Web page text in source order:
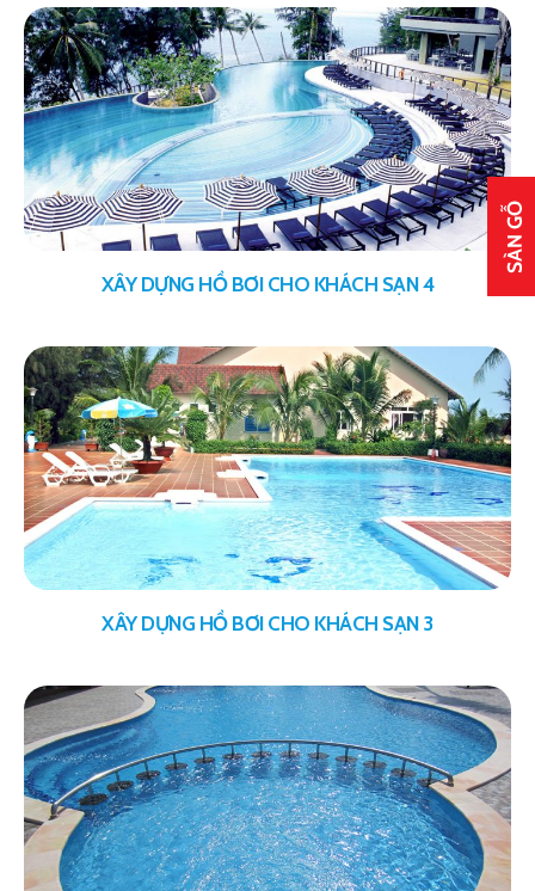
XÂY DỰNG HỒ BƠI CHO KHÁCH SẠN 4
XÂY DỰNG HỒ BƠI CHO KHÁCH SẠN 3